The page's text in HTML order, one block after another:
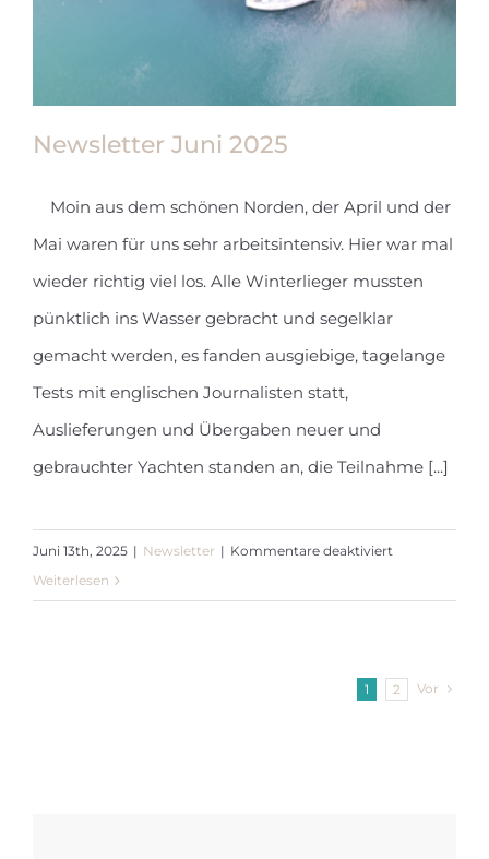
Newsletter Juni 2025
Newsletter Juni 2025
Moin aus dem schönen Norden, der April und der
Mai waren für uns sehr arbeitsintensiv. Hier war mal
wieder richtig viel los. Alle Winterlieger mussten
pünktlich ins Wasser gebracht und segelklar
gemacht werden, es fanden ausgiebige, tagelange
Tests mit englischen Journalisten statt,
Auslieferungen und Übergaben neuer und
gebrauchter Yachten standen an, die Teilnahme [...]
Juni 13th, 2025 | Newsletter | Kommentare deaktiviert
Weiterlesen
1 2 Vor